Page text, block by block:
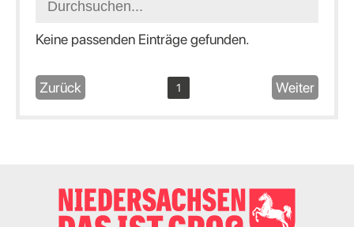
Keine passenden Einträge gefunden.
Zurück 1 Weiter